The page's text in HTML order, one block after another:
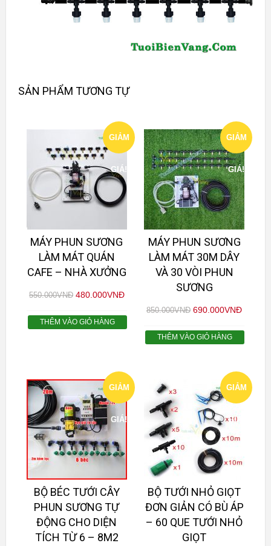
SẢN PHẨM TƯƠNG TỰ
GIẢM
GIÁ!
MÁY PHUN SƯƠNG
LÀM MÁT QUÁN
CAFE – NHÀ XƯỞNG
550.000VNĐ 480.000VNĐ
THÊM VÀO GIỎ HÀNG
GIẢM
GIÁ!
MÁY PHUN SƯƠNG
LÀM MÁT 30M DÂY
VÀ 30 VÒI PHUN
SƯƠNG
850.000VNĐ 690.000VNĐ
THÊM VÀO GIỎ HÀNG
GIẢM
GIÁ!
BỘ BÉC TƯỚI CÂY
PHUN SƯƠNG TỰ
ĐỘNG CHO DIỆN
TÍCH TỪ 6 – 8M2
GIẢM
GIÁ!
BỘ TƯỚI NHỎ GIỌT
ĐƠN GIẢN CÓ BÙ ÁP
– 60 QUE TƯỚI NHỎ
GIỌT